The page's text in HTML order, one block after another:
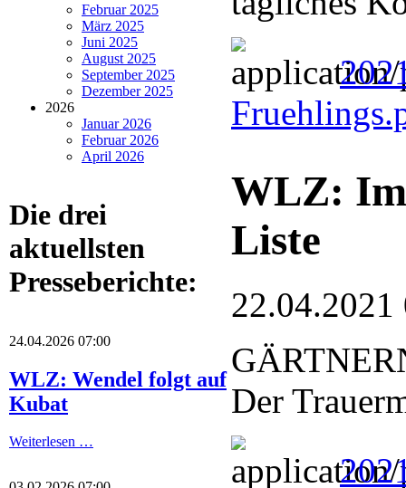
Februar 2025
März 2025
Juni 2025
August 2025
September 2025
Dezember 2025
2026
Januar 2026
Februar 2026
April 2026
Die drei
aktuellsten
Presseberichte:
24.04.2026 07:00
WLZ: Wendel folgt auf
Kubat
Weiterlesen …
WLZ:
Liste
22.04.2021
Der